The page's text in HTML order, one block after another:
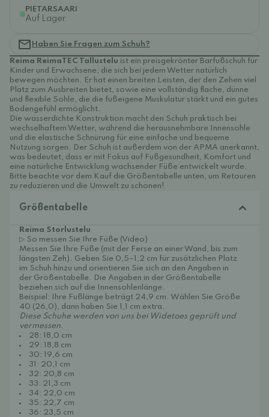
PIETARSAARI
Auf Lager
Haben Sie Fragen zum Schuh?
Reima ReimaTEC Tallustelu ist ein preisgekrönter Barfußschuh für
Kinder und Erwachsene, die sich bei jedem Wetter natürlich
bewegen möchten. Er hat einen breiten Leisten, der den Zehen viel
Platz zum Ausbreiten bietet, sowie eine vollständig flache, dünne
und flexible Sohle, die die fußeigene Muskulatur stärkt und ein gutes
Bodengefühl ermöglicht.
Die wasserdichte Konstruktion macht den Schuh praktisch bei
wechselhaftem Wetter, während die herausnehmbare Innensohle
und die elastische Schnürung für eine einfache und bequeme
Nutzung sorgen. Der Schuh ist außerdem von der APMA anerkannt,
was bedeutet, dass er mit Fokus auf Fußgesundheit, Komfort und
eine natürliche Entwicklung wachsender Füße entwickelt wurde.
Bitte beachte vor dem Kauf die Größentabelle unten, um Retouren
zu reduzieren und die Umwelt zu schonen!
Größentabelle
Reima Storlustelu
▷ So messen Sie Ihre Füße (Video)
Messen Sie Ihre Füße (mit der Ferse an einer Wand, bis zum
längsten Zeh). Geben Sie 0,5–1,2 cm für zusätzlichen Platz
im Schuh hinzu und orientieren Sie sich an den Angaben in
der Größentabelle. Die Angaben in der Größentabelle
beziehen sich auf die Innensohlenlänge.
Beispiel: Ihre Fußlänge beträgt 24,9 cm. Wählen Sie Größe
40 (26,0), dann haben Sie 1,1 cm extra.
Diese Schuhe werden von uns bei Widetoes geprüft und
vermessen.
28: 18,0 cm
29: 18,8 cm
30: 19,6 cm
31: 20,1 cm
32: 20,8 cm
33: 21,3 cm
34: 22,0 cm
35: 22,7 cm
36: 23,5 cm